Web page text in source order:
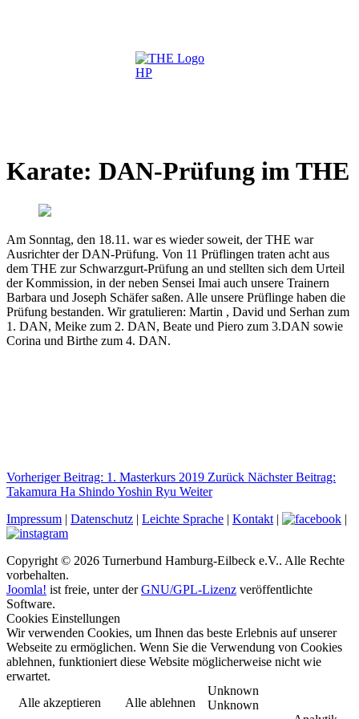
Karate: DAN-Prüfung im THE
Am Sonntag, den 18.11. war es wieder soweit, der THE war
Ausrichter der DAN-Prüfung. Von 11 Prüflingen traten acht aus
dem THE zur Schwarzgurt-Prüfung an und stellten sich dem Urteil
der Kommission, in der neben Sensei Imai auch unsere Trainern
Barbara und Joseph Schäfer saßen. Alle unsere Prüflinge haben die
Prüfung bestanden. Wir gratulieren: Martin , David und Serhan zum
1. DAN, Meike zum 2. DAN, Beate und Piero zum 3.DAN sowie
Corina und Birthe zum 4. DAN.
Vorheriger Beitrag: 1. Masterkurs 2019 Zurück Nächster Beitrag:
Takamura Ha Shindo Yoshin Ryu Weiter
Impressum | Datenschutz | Leichte Sprache | Kontakt | |
Copyright © 2026 Turnerbund Hamburg-Eilbeck e.V.. Alle Rechte
vorbehalten.
Joomla! ist freie, unter derGNU/GPL-Lizenz veröffentlichte
Software.
Cookies Einstellungen
Wir verwenden Cookies, um Ihnen das beste Erlebnis auf unserer
Webseite zu ermöglichen. Wenn Sie die Verwendung von Cookies
ablehnen, funktioniert diese Website möglicherweise nicht wie
erwartet.
Alle akzeptieren
Alle ablehnen
Unknown
Unknown